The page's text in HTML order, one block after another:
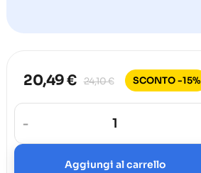
20,49 € 24,10 € SCONTO -15%
-
Aggiungi al carrello